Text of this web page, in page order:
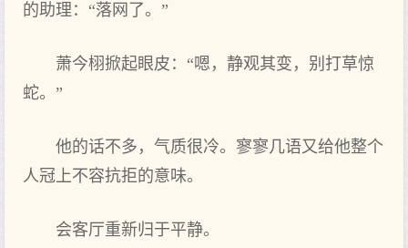
的助理：“落网了。”
萧今栩掀起眼皮：“嗯，静观其变，别打草惊
蛇。”
他的话不多，气质很冷。寥寥几语又给他整个
人冠上不容抗拒的意味。
会客厅重新归于平静。